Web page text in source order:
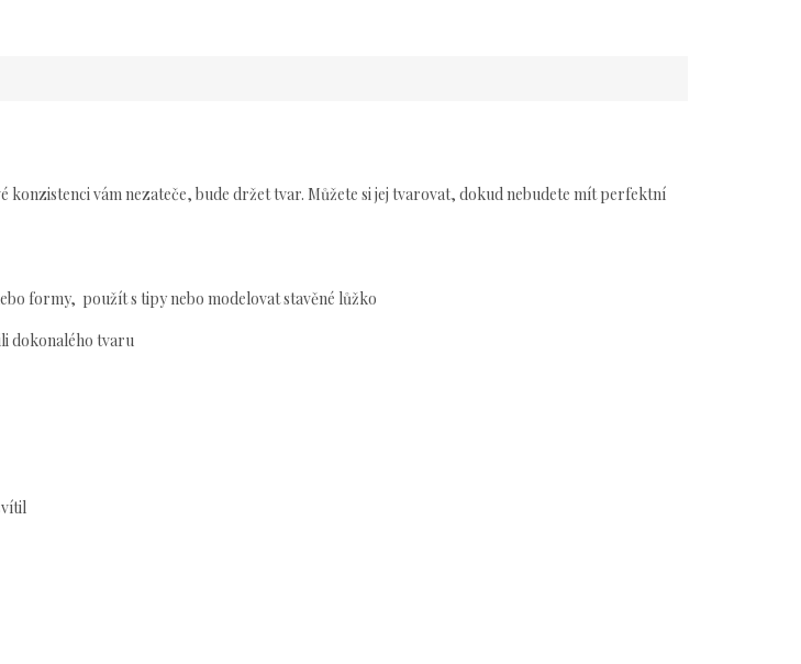
vám nezateče, bude držet tvar. Můžete si jej tvarovat, dokud nebudete mít perfektní
formy, použít s tipy nebo modelovat stavěné lůžko
dokonalého tvaru